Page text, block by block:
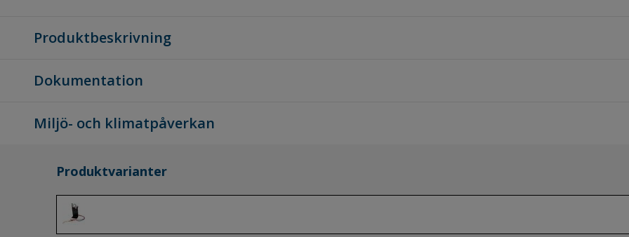
Produktbeskrivning
Dokumentation
Miljö- och klimatpåverkan
Produktvarianter